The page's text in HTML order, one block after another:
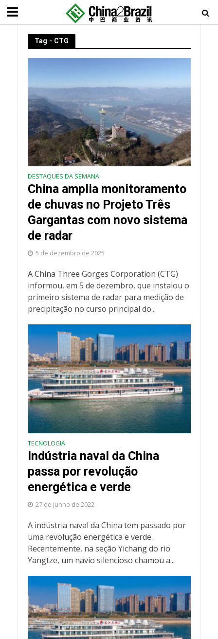
Tag - CTG
DESTAQUES DA SEMANA
China amplia monitoramento
de chuvas no Projeto Três
Gargantas com novo sistema
de radar
5 de dezembro de 2025
A China Three Gorges Corporation (CTG)
informou, em 5 de dezembro, que instalou o
primeiro sistema de radar para medição de
precipitação no curso principal do...
TECNOLOGIA
Indústria naval da China
passa por revolução
energética e verde
27 de junho de 2022
A indústria naval da China tem passado por
uma revolução energética e verde.
Recentemente, na seção Yichang do rio
Yangtze, um navio silencioso chamou a...